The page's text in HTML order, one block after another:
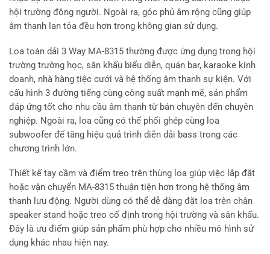
hội trường đông người. Ngoài ra, góc phủ âm rộng cũng giúp
âm thanh lan tỏa đều hơn trong không gian sử dụng.
Loa toàn dải 3 Way MA-8315 thường được ứng dụng trong hội
trường trường học, sân khấu biểu diễn, quán bar, karaoke kinh
doanh, nhà hàng tiệc cưới và hệ thống âm thanh sự kiện. Với
cấu hình 3 đường tiếng cùng công suất mạnh mẽ, sản phẩm
đáp ứng tốt cho nhu cầu âm thanh từ bán chuyên đến chuyên
nghiệp. Ngoài ra, loa cũng có thể phối ghép cùng loa
subwoofer để tăng hiệu quả trình diễn dải bass trong các
chương trình lớn.
Thiết kế tay cầm và điểm treo trên thùng loa giúp việc lắp đặt
hoặc vận chuyển MA-8315 thuận tiện hơn trong hệ thống âm
thanh lưu động. Người dùng có thể dễ dàng đặt loa trên chân
speaker stand hoặc treo cố định trong hội trường và sân khấu.
Đây là ưu điểm giúp sản phẩm phù hợp cho nhiều mô hình sử
dụng khác nhau hiện nay.